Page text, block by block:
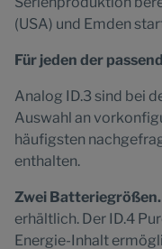
(USA) und Emden
Für jeden der
Analog ID.3 sind bei
Auswahl an
häufigsten
enthalten.
Zwei Batteriegrößen.
erhältlich. Der ID.4
Energie-Inhalt